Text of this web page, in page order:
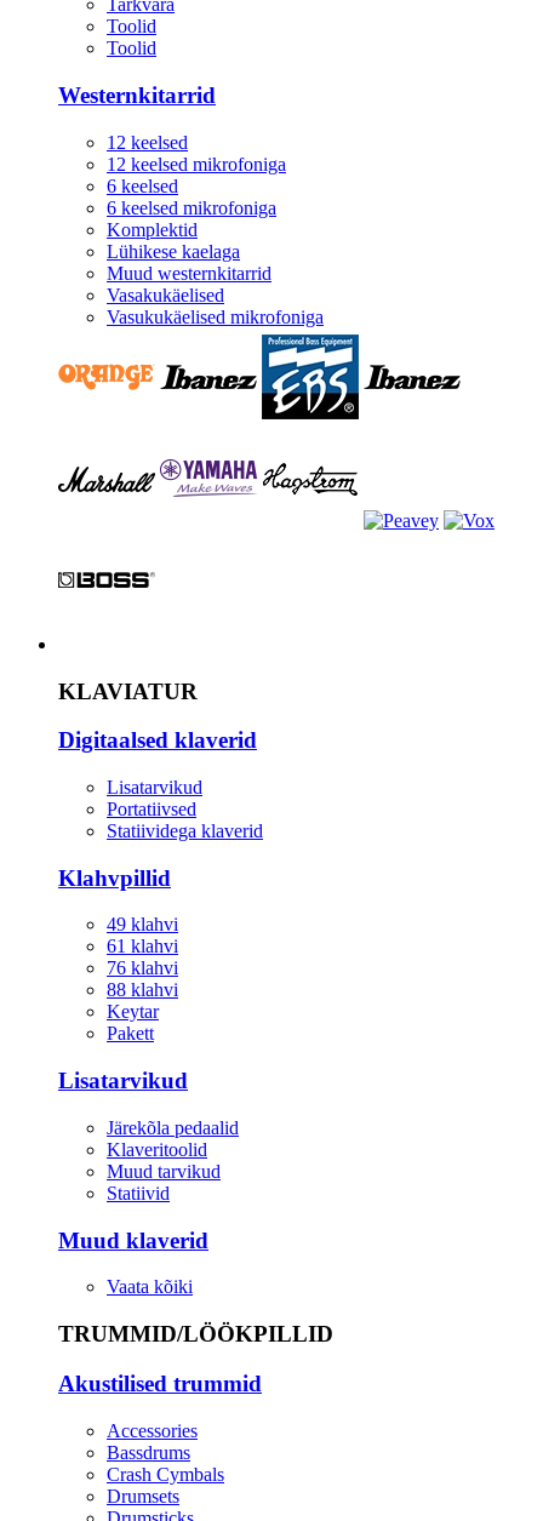
Tarkvara
Toolid
Toolid
Westernkitarrid
12 keelsed
12 keelsed mikrofoniga
6 keelsed
6 keelsed mikrofoniga
Komplektid
Lühikese kaelaga
Muud westernkitarrid
Vasakukäelised
Vasukukäelised mikrofoniga
KLAVIATUR
Digitaalsed klaverid
Lisatarvikud
Portatiivsed
Statiividega klaverid
Klahvpillid
49 klahvi
61 klahvi
76 klahvi
88 klahvi
Keytar
Pakett
Lisatarvikud
Järekõla pedaalid
Klaveritoolid
Muud tarvikud
Statiivid
Muud klaverid
Vaata kõiki
TRUMMID/LÖÖKPILLID
Akustilised trummid
Accessories
Bassdrums
Crash Cymbals
Drumsets